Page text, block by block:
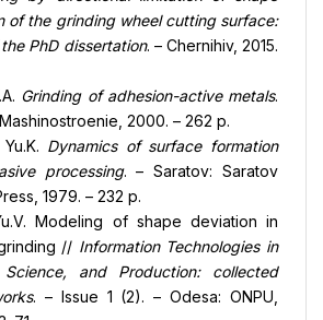
of the grinding wheel cutting surface:
PhD dissertation. – Chernihiv, 2015.
Grinding of adhesion-active metals.
2000. – 262 p.
Dynamics of surface formation
processing. – Saratov: Saratov
1979. – 232 p.
Modeling of shape deviation in
// Information Technologies in
Science, and Production: collected
. – Issue 1 (2). – Odesa: ONPU,